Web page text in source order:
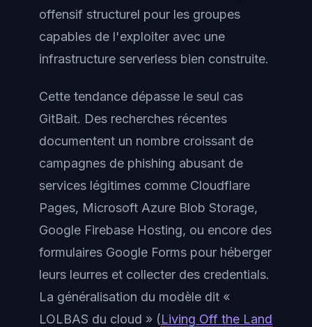
offensif structurel pour les groupes
capables de l'exploiter avec une
infrastructure serverless bien construite.
Cette tendance dépasse le seul cas
GitBait. Des recherches récentes
documentent un nombre croissant de
campagnes de phishing abusant de
services légitimes comme Cloudflare
Pages, Microsoft Azure Blob Storage,
Google Firebase Hosting, ou encore des
formulaires Google Forms pour héberger
leurs leurres et collecter des credentials.
La généralisation du modèle dit «
LOLBAS du cloud » (Living Off the Land